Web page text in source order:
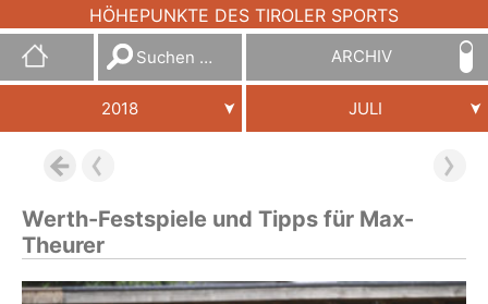
HÖHEPUNKTE DES TIROLER SPORTS
Suchen
nach:
ARCHIV
2018 JULI
Werth-Festspiele und Tipps für Max-
Theurer